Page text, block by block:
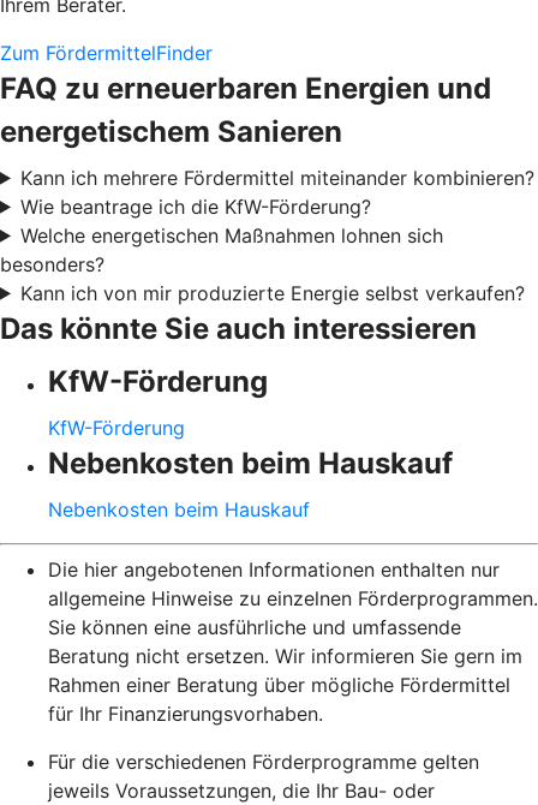
Zum FördermittelFinder
FAQ zu erneuerbaren Energien und
energetischem Sanieren
Kann ich mehrere Fördermittel miteinander kombinieren?
Wie beantrage ich die KfW-Förderung?
Welche energetischen Maßnahmen lohnen sich
besonders?
Kann ich von mir produzierte Energie selbst verkaufen?
Das könnte Sie auch interessieren
KfW-Förderung
KfW-Förderung
Nebenkosten beim Hauskauf
Nebenkosten beim Hauskauf
Die hier angebotenen Informationen enthalten nur
allgemeine Hinweise zu einzelnen Förderprogrammen.
Sie können eine ausführliche und umfassende
Beratung nicht ersetzen. Wir informieren Sie gern im
Rahmen einer Beratung über mögliche Fördermittel
für Ihr Finanzierungsvorhaben.
Für die verschiedenen Förderprogramme gelten
jeweils Voraussetzungen, die Ihr Bau- oder